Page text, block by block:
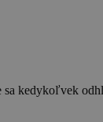
kedykoľvek